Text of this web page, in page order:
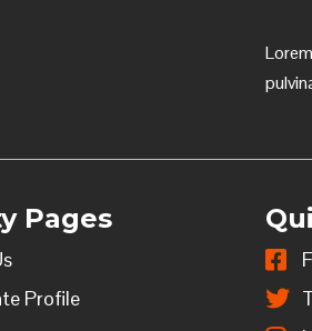
Pages
Profile